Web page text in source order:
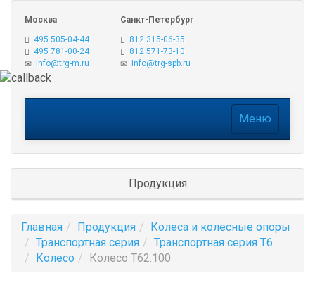
Москва
495 505-04-44
495 781-00-24
info@trg-m.ru
Санкт-Петербург
812 315-06-35
812 571-73-10
info@trg-spb.ru
Меню
Продукция
Главная Продукция
Колеса и колесные опоры
Транспортная серия
Транспортная серия T6
Колесо
Колесо Т62.100